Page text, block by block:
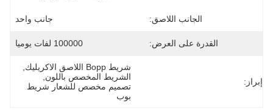
الجانب اللاصق: جانب واحد
القدرة على العرض: 100000 لفات يوميا
إبراز:
شريط Bopp اللاصق الاكريليك
الشريط المخصص باللون
بوب